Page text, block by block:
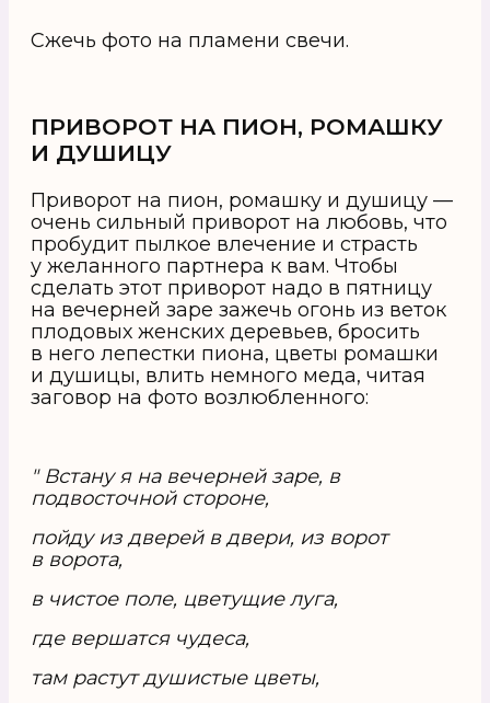
Сжечь фото на пламени свечи.
ПРИВОРОТ НА ПИОН, РОМАШКУ
И ДУШИЦУ
Приворот на пион, ромашку и душицу —
очень сильный приворот на любовь, что
пробудит пылкое влечение и страсть
у желанного партнера к вам. Чтобы
сделать этот приворот надо в пятницу
на вечерней заре зажечь огонь из веток
плодовых женских деревьев, бросить
в него лепестки пиона, цветы ромашки
и душицы, влить немного меда, читая
заговор на фото возлюбленного:
" Встану я на вечерней заре, в
подвосточной стороне,
пойду из дверей в двери, из ворот
в ворота,
в чистое поле, цветущие луга,
где вершатся чудеса,
там растут душистые цветы,